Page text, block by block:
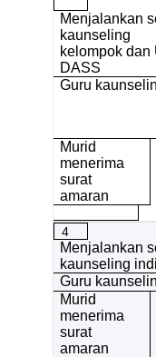
Menjalankan
kaunseling
kelompok dan
DASS
Guru
Murid
menerima
surat
amaran
4
Menjalankan
kaunseling
Guru
Murid
menerima
surat
amaran